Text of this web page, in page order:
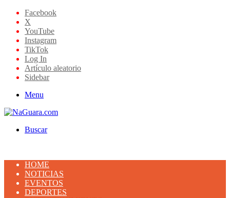
Facebook
X
YouTube
Instagram
TikTok
Log In
Artículo aleatorio
Sidebar
Menu
Buscar
HOME
NOTICIAS
EVENTOS
DEPORTES